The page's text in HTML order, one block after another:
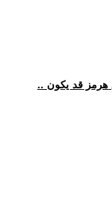
هرمز قد يكون